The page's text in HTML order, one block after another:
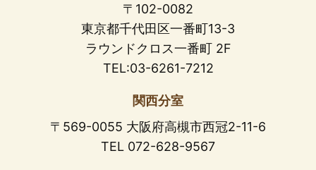
〒102-0082
東京都千代田区一番町13-3
ラウンドクロス一番町 2F
TEL:03-6261-7212
関西分室
〒569-0055 大阪府高槻市西冠2-11-6
TEL 072-628-9567